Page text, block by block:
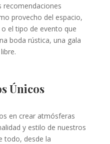
provecho del espacio,
el tipo de evento que
boda rústica, una gala
Únicos
en crear atmósferas
y estilo de nuestros
todo, desde la